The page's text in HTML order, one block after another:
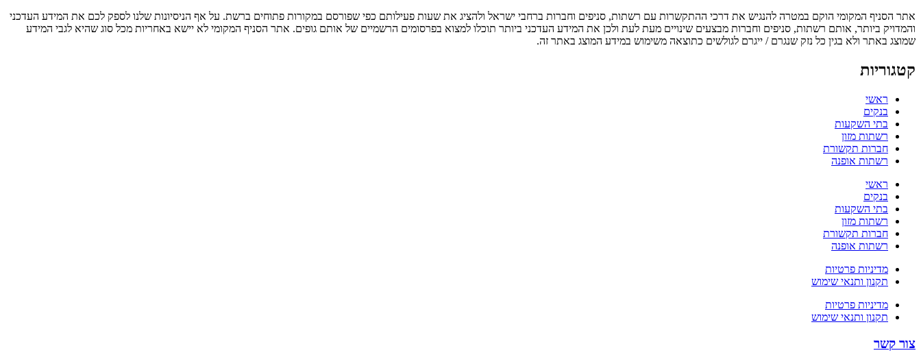
אתר הסניף המקומי הוקם במטרה להנגיש את דרכי ההתקשרות עם רשתות, סניפים וחברות ברחבי ישראל ולהציג את שעות פעילותם כפי שפורסם במקורות פתוחים ברשת. על אף הניסיונות שלנו לספק לכם את המידע העדכני
והמדויק ביותר, אותם רשתות, סניפים וחברות מבצעים שינויים מעת לעת ולכן את המידע העדכני ביותר תוכלו למצוא בפרסומים הרשמיים של אותם גופים. אתר הסניף המקומי לא יישא באחריות מכל סוג שהיא לגבי המידע
שמוצג באתר ולא בגין כל נזק שנגרם / ייגרם לגולשים כתוצאה משימוש במידע המוצג באתר זה.
קטגוריות
ראשי
בנקים
בתי השקעות
רשתות מזון
חברות תקשורת
רשתות אופנה
ראשי
בנקים
בתי השקעות
רשתות מזון
חברות תקשורת
רשתות אופנה
מדיניות פרטיות
תקנון ותנאי שימוש
מדיניות פרטיות
תקנון ותנאי שימוש
צור קשר